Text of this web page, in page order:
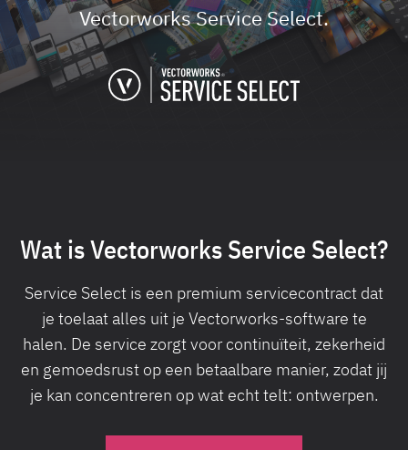
Vectorworks Service Select.
Wat is Vectorworks Service Select?
Service Select is een premium servicecontract dat
je toelaat alles uit je Vectorworks-software te
halen. De service zorgt voor continuïteit, zekerheid
en gemoedsrust op een betaalbare manier, zodat jij
je kan concentreren op wat echt telt: ontwerpen.